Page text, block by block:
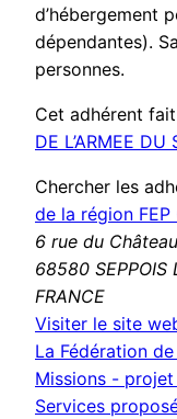
d’hébergement
dépendantes).
personnes.
Cet adhérent
DE L’ARMEE DU
Chercher les
de la région FEP
6 rue du Château
68580 SEPPOIS
FRANCE
Visiter le site
La Fédération
Missions -
Services